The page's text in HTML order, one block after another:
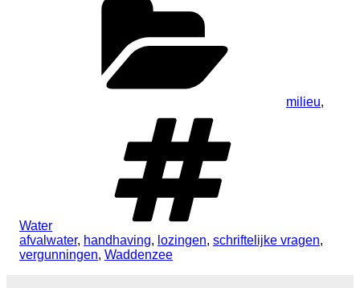
milieu,
Water
afvalwater, handhaving, lozingen, schriftelijke vragen,
vergunningen, Waddenzee